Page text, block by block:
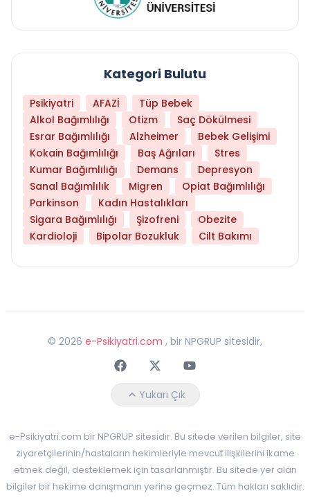
Kategori Bulutu
Psikiyatri AFAZİ
Tüp Bebek
Alkol Bağımlılığı
Otizm
Saç Dökülmesi
Esrar Bağımlılığı
Alzheimer
Bebek Gelişimi
Kokain Bağımlılığı
Baş Ağrıları
Stres
Kumar Bağımlılığı
Demans
Depresyon
Sanal Bağımlılık
Migren
Opiat Bağımlılığı
Parkinson
Kadın Hastalıkları
Sigara Bağımlılığı
Şizofreni
Obezite
Kardioloji
Bipolar Bozukluk Cilt Bakımı
© 2026 e-Psikiyatri.com , bir NPGRUP sitesidir,
FaceebokTwitterYoutube
Yukarı Çık
e-Psikiyatri.com bir NPGRUP sitesidir. Bu sitede verilen bilgiler, site
ziyaretçilerinin/hastaların hekimleriyle mevcut ilişkilerini ikame
etmek değil, desteklemek için tasarlanmıştır. Bu sitede yer alan
bilgiler bir hekime danışmanın yerine geçmez. Tüm hakları saklıdır.